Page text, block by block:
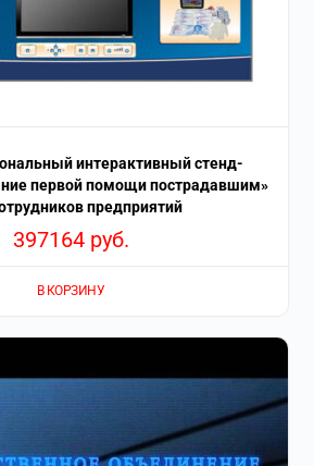
интерактивный стенд-
первой помощи пострадавшим»
предприятий
397164 руб.
В КОРЗИНУ